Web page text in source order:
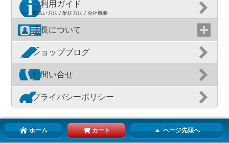
ご利用ガイド
支払い方法 / 配送方法 / 会社概要
店長について
ショップブログ
お問い合せ
プライバシーポリシー
ホーム カート ページ先頭へ